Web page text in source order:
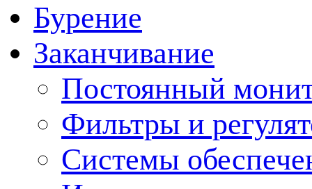
Бурение
Заканчивание
Постоянный
Фильтры и
Cистемы